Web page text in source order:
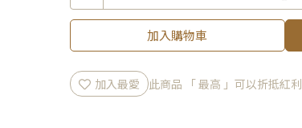
加入購物車
加入最愛 此商品 「 最高 」可以折抵紅利